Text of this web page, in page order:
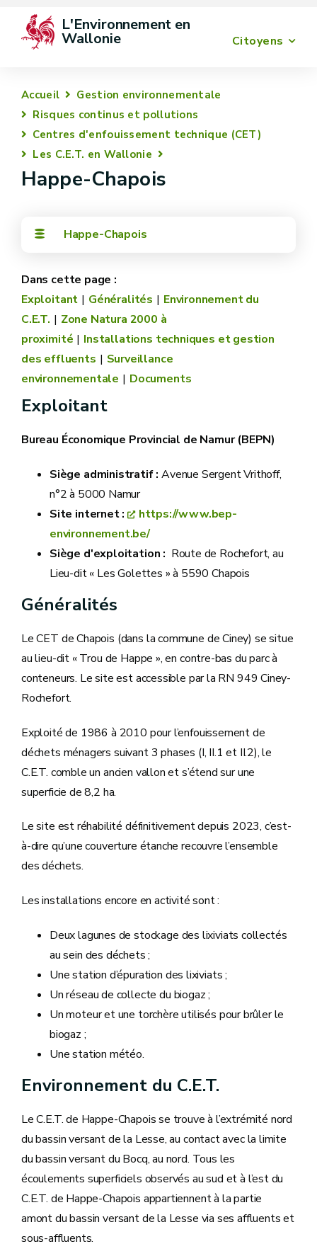
Citoyens
L'Environnement en
Wallonie
Accueil
Gestion environnementale
Risques continus et pollutions
Centres d'enfouissement technique (CET)
Les C.E.T. en Wallonie
Happe-Chapois
Happe-Chapois
Exploitant Généralités
Environnement du
C.E.T.
Zone Natura 2000 à
proximité
Installations techniques et gestion
des effluents
Surveillance
environnementale
Documents
Exploitant
Bureau Économique Provincial de Namur (BEPN)
Siège administratif :Avenue Sergent Vrithoff,
n°2 à 5000 Namur
Site internet :
https://www.bep-
environnement.be/
Siège d'exploitation : Route de Rochefort, au
Lieu-dit « Les Golettes » à 5590 Chapois
Généralités
Le CET de Chapois (dans la commune de Ciney) se situe
au lieu-dit « Trou de Happe », en contre-bas du parc à
conteneurs. Le site est accessible par la RN 949 Ciney-
Rochefort.
Exploité de 1986 à 2010 pour l’enfouissement de
déchets ménagers suivant 3 phases (I, II.1 et II.2), le
C.E.T. comble un ancien vallon et s’étend sur une
superficie de 8,2 ha.
Le site est réhabilité définitivement depuis 2023, c’est-
à-dire qu’une couverture étanche recouvre l’ensemble
des déchets.
Les installations encore en activité sont :
Deux lagunes de stockage des lixiviats collectés
au sein des déchets ;
Une station d’épuration des lixiviats ;
Un réseau de collecte du biogaz ;
Un moteur et une torchère utilisés pour brûler le
biogaz ;
Une station météo.
Environnement du C.E.T.
Le C.E.T. de Happe-Chapois se trouve à l’extrémité nord
du bassin versant de la Lesse, au contact avec la limite
du bassin versant du Bocq, au nord. Tous les
écoulements superficiels observés au sud et à l’est du
C.E.T. de Happe-Chapois appartiennent à la partie
amont du bassin versant de la Lesse via ses affluents et
sous-affluents.